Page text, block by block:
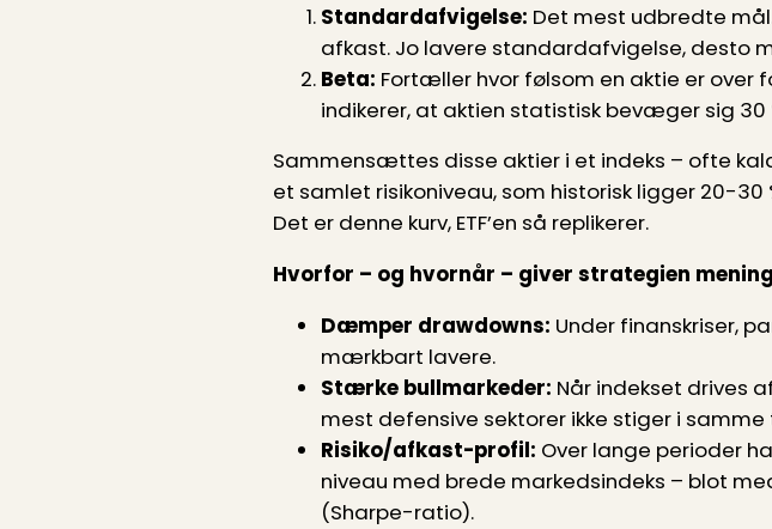
Standardafvigelse: Det mest udbredte
afkast. Jo lavere standardafvigelse, desto
Beta: Fortæller hvor følsom en aktie er over
indikerer, at aktien statistisk bevæger sig 30
Sammensættes disse aktier i et indeks – ofte
et samlet risikoniveau, som historisk ligger 20-
Det er denne kurv, ETF’en så replikerer.
Hvorfor – og hvornår – giver strategien
Dæmper drawdowns: Under finanskriser,
mærkbart lavere.
Stærke bullmarkeder: Når indekset drives
mest defensive sektorer ikke stiger i samme
Risiko/afkast-profil: Over lange perioder
niveau med brede markedsindeks – blot
(Sharpe-ratio).